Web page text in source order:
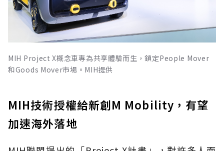
MIH Project X概念車專為共享體驗而生，鎖定People Mover
和Goods Mover市場。MIH提供
MIH技術授權給新創M Mobility，有望
加速海外落地